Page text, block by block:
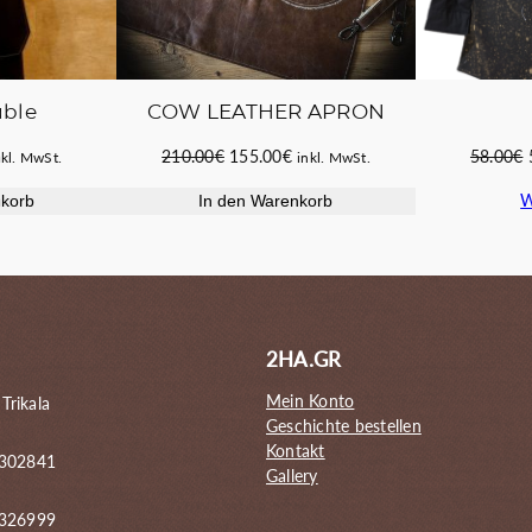
MwSt.
COW LEATHER APRON
210.00€ Ursprünglicher
war:
155.00€Aktueller
ist:
inkl. MwSt.
In den Warenkorb
58.00€
2HA.GR
Mein Konto
Geschichte bestellen
Kontakt
Gallery